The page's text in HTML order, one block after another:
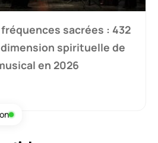
sacrées : 432
spirituelle de
en 2026